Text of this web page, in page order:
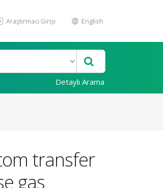
Araştırmacı Girişi English
Detaylı Arama
transfer
gas